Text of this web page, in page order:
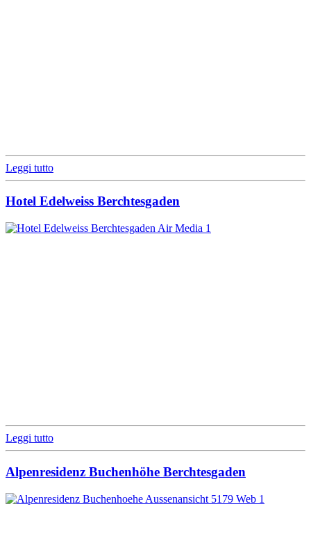
Leggi tutto
Hotel Edelweiss Berchtesgaden
Leggi tutto
Alpenresidenz Buchenhöhe Berchtesgaden